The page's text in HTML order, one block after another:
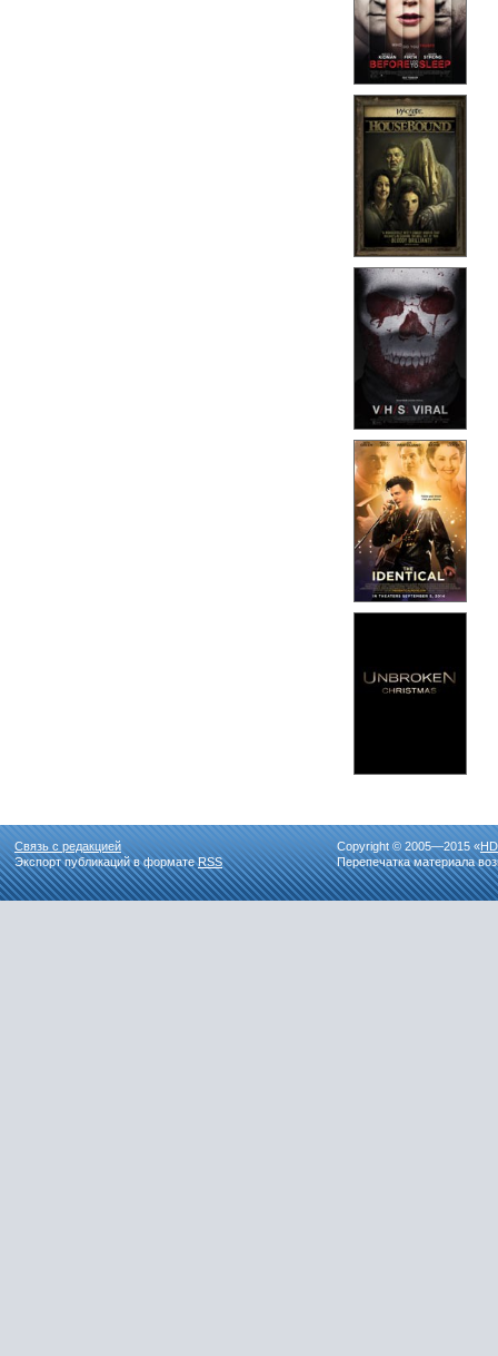
Связь с редакцией
Экспорт публикаций в форматеRSS
Copyright © 2005—2015 «
Перепечатка материала